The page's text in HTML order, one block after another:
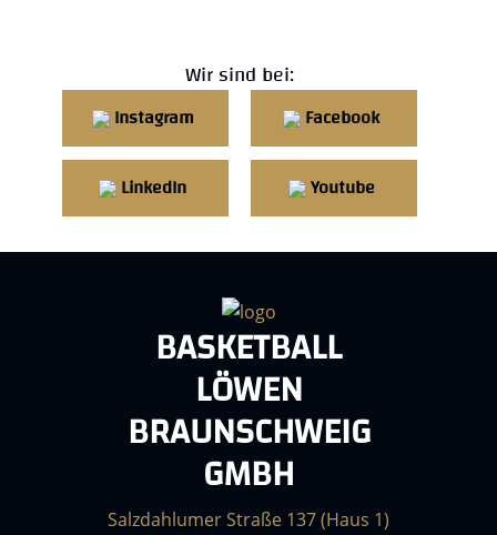
Wir sind bei:
Instagram Facebook
LinkedIn Youtube
BASKETBALL
LÖWEN
BRAUNSCHWEIG
GMBH
Salzdahlumer Straße 137 (Haus 1)